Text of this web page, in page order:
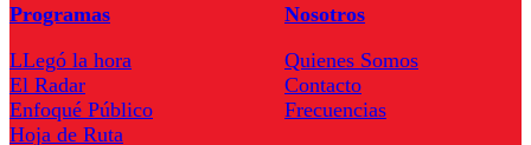
Programas
LLegó la hora
El Radar
Enfoqué Público
Hoja de Ruta
Nosotros
Quienes Somos
Contacto
Frecuencias